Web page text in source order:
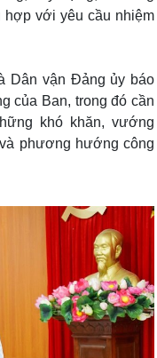
hợp với yêu cầu nhiệm
Dân vận Đảng ủy báo
của Ban, trong đó cần
khó khăn, vướng
phương hướng công